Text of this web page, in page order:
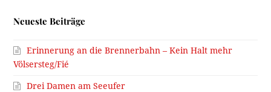
Neueste Beiträge
Erinnerung an die Brennerbahn – Kein Halt mehr
Völsersteg/Fié
Drei Damen am Seeufer